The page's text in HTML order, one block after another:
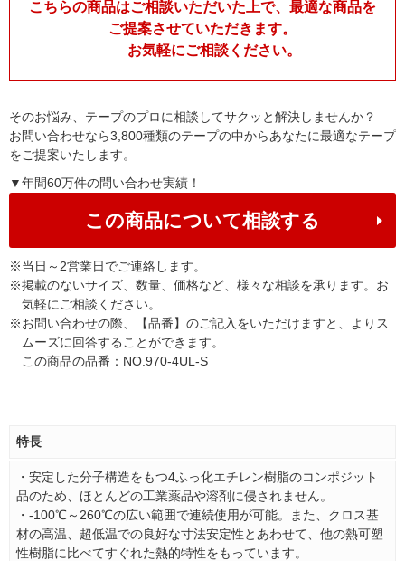
こちらの商品はご相談いただいた上で、最適な商品を
ご提案させていただきます。
お気軽にご相談ください。
そのお悩み、テープのプロに相談してサクッと解決しませんか？
お問い合わせなら3,800種類のテープの中からあなたに最適なテープ
をご提案いたします。
▼年間60万件の問い合わせ実績！
この商品について相談する
※当日～2営業日でご連絡します。
※掲載のないサイズ、数量、価格など、様々な相談を承ります。お
気軽にご相談ください。
※お問い合わせの際、【品番】のご記入をいただけますと、よりス
ムーズに回答することができます。
この商品の品番：NO.970-4UL-S
特長
・安定した分子構造をもつ4ふっ化エチレン樹脂のコンポジット
品のため、ほとんどの工業薬品や溶剤に侵されません。
・-100℃～260℃の広い範囲で連続使用が可能。また、クロス基
材の高温、超低温での良好な寸法安定性とあわせて、他の熱可塑
性樹脂に比べてすぐれた熱的特性をもっています。